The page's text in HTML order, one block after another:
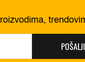
POŠALJI